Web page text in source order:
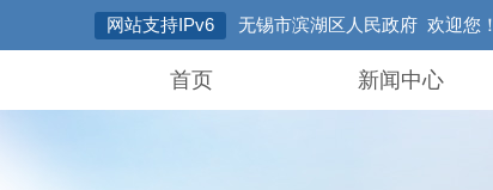
网站支持IPv6 无锡市滨湖区人民政府 欢迎您！
首页 新闻中心